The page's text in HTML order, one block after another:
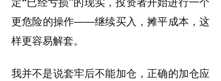
更危险的操作——继续买入，摊平成本，这
样更容易解套。
我并不是说套牢后不能加仓， 正确的加仓应